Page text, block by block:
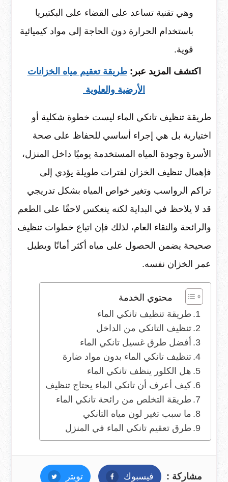
وهي تقنية تساعد على القضاء على البكتيريا
باستخدام الحرارة دون الحاجة إلى مواد كيميائية
قوية.
اكتشف المزيد عبر:طريقة تعقيم مياه الخزانات
الأرضية والعلوية
طريقة تنظيف تانكي الماء ليست خطوة شكلية أو
اختيارية بل هي إجراء أساسي للحفاظ على صحة
الأسرة وجودة المياه المستخدمة يوميًا داخل المنزل،
فإهمال تنظيف الخزان لفترات طويلة يؤدي إلى
تراكم الرواسب وتغير خواص المياه بشكل تدريجي
قد لا يلاحظ في البداية لكنه ينعكس لاحقًا على الطعم
والرائحة والنقاء العام، لذلك فإن اتباع خطوات تنظيف
صحيحة يضمن الحصول على مياه أكثر أمانًا ويطيل
عمر الخزان نفسه.
محتوي الخدمة
طريقة تنظيف تانكي الماء
تنظيف التانكي من الداخل
أفضل طرق غسيل تانكي الماء
تنظيف تانكي الماء بدون مواد ضارة
هل الكلور ينظف تانكي الماء
كيف أعرف أن تانكي الماء يحتاج تنظيف
طريقة التخلص من رائحة تانكي الماء
ما سبب تغير لون مياه التانكي
طرق تعقيم تانكي الماء في المنزل
مشاركة : فيسبوك فيسبوكتويتر تويتر